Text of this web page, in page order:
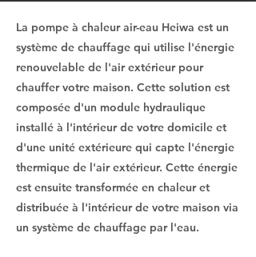
La pompe à chaleur air-eau Heiwa est un
système de chauffage qui utilise l'énergie
renouvelable de l'air extérieur pour
chauffer votre maison. Cette solution est
composée d'un module hydraulique
installé à l'intérieur de votre domicile et
d'une unité extérieure qui capte l'énergie
thermique de l'air extérieur. Cette énergie
est ensuite transformée en chaleur et
distribuée à l'intérieur de votre maison via
un système de chauffage par l'eau.